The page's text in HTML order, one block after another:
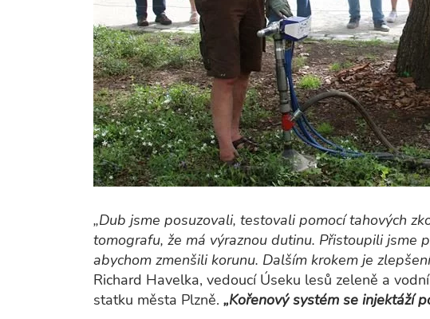
„Dub jsme posuzovali, testovali pomocí tahových
tomografu, že má výraznou dutinu. Přistoupili jsme
abychom zmenšili korunu. Dalším krokem je
Richard Havelka, vedoucí Úseku lesů zeleně a
statku města Plzně. „Kořenový systém se injektáží